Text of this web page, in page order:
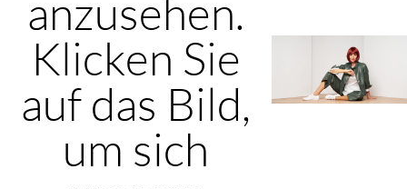
anzusehen.
Klicken Sie
auf das Bild,
um sich